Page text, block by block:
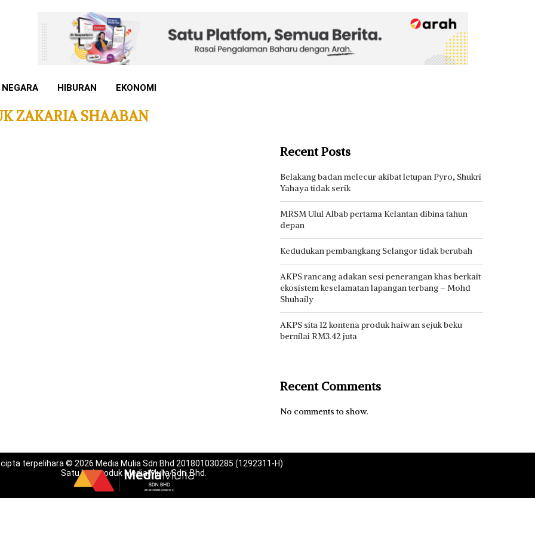
HIBURAN EKONOMI
ZAKARIA SHAABAN
Recent Posts
Belakang badan melecur akibat letupan Pyro, Shukri
Yahaya tidak serik
MRSM Ulul Albab pertama Kelantan dibina tahun
depan
Kedudukan pembangkang Selangor tidak berubah
AKPS rancang adakan sesi penerangan khas berkait
ekosistem keselamatan lapangan terbang – Mohd
Shuhaily
AKPS sita 12 kontena produk haiwan sejuk beku
bernilai RM3.42 juta
Recent Comments
No comments to show.
cipta terpelihara © 2026 Media Mulia Sdn Bhd 201801030285 (1292311-H)
Satu lagi produk Media Mulia Sdn. Bhd.